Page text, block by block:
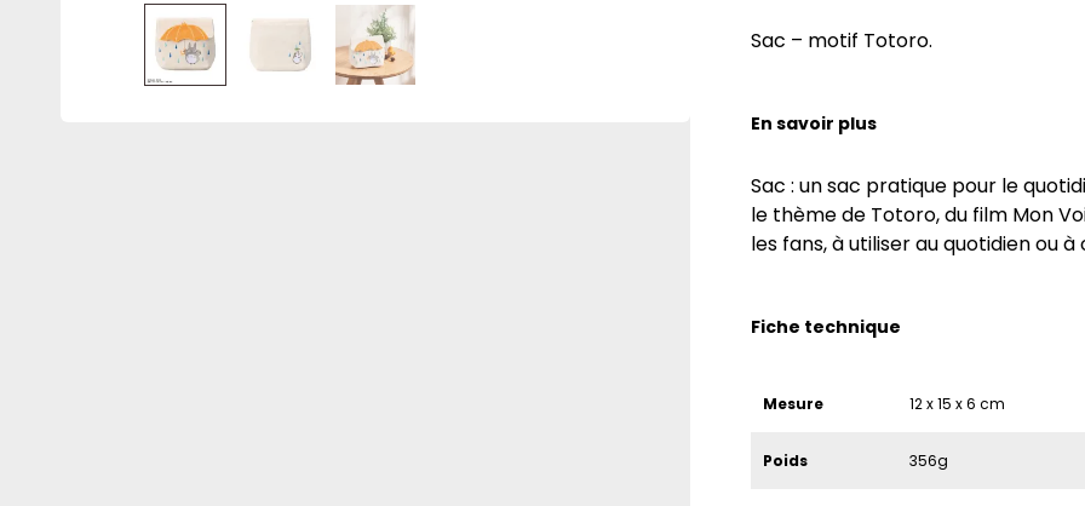
Sac – motif Totoro.
En savoir plus
Sac : un sac pratique pour le
le thème de Totoro, du film Mon
les fans, à utiliser au quotidien ou à
Fiche technique
Mesure 12 x 15 x 6 cm
Poids 356g